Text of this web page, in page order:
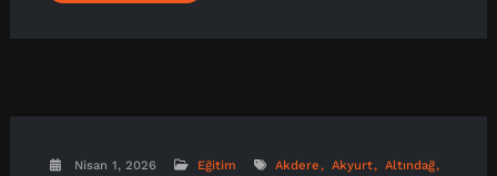
Nisan 1, 2026 Eğitim Akdere Akyurt
Altındağ